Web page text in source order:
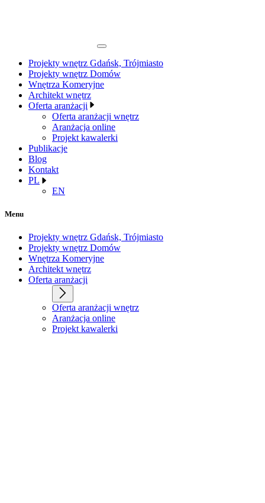
Projekty wnętrz Gdańsk, Trójmiasto
Projekty wnętrz Domów
Wnętrza Komeryjne
Architekt wnętrz
Oferta aranżacji
Oferta aranżacji wnętrz
Aranżacja online
Projekt kawalerki
Publikacje
Blog
Kontakt
PL
EN
Menu
Projekty wnętrz Gdańsk, Trójmiasto
Projekty wnętrz Domów
Wnętrza Komeryjne
Architekt wnętrz
Oferta aranżacji
Oferta aranżacji wnętrz
Aranżacja online
Projekt kawalerki